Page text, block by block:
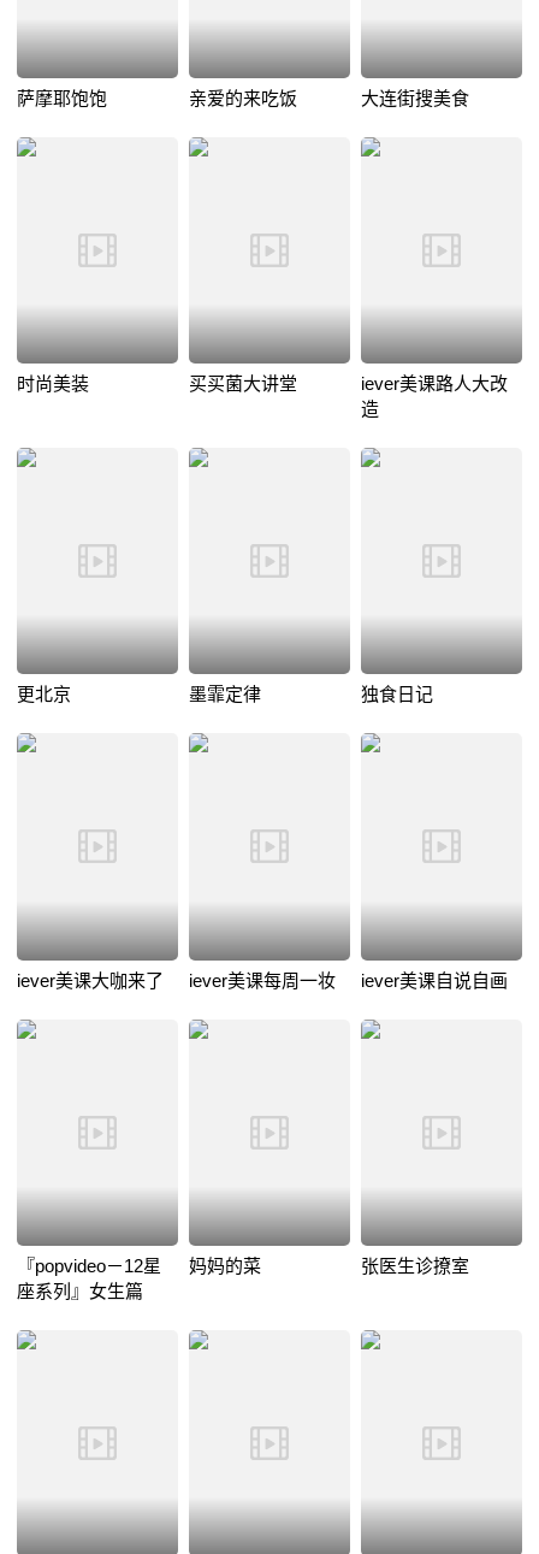
萨摩耶饱饱 亲爱的来吃饭 大连街搜美食
时尚美装 买买菌大讲堂
iever美课路人大改
造
更北京 墨霏定律 独食日记
iever美课大咖来了 iever美课每周一妆 iever美课自说自画
『popvideo－12星
座系列』女生篇
妈妈的菜 张医生诊撩室